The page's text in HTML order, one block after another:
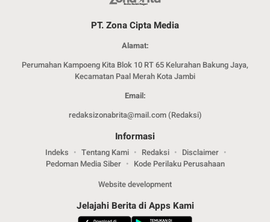
PT. Zona Cipta Media
Alamat:
Perumahan Kampoeng Kita Blok 10 RT 65 Kelurahan Bakung Jaya,
Kecamatan Paal Merah Kota Jambi
Email:
redaksizonabrita@mail.com (Redaksi)
Informasi
Indeks Tentang Kami Redaksi
Disclaimer
Pedoman Media Siber
Kode Perilaku Perusahaan
Website development
Jelajahi Berita di Apps Kami